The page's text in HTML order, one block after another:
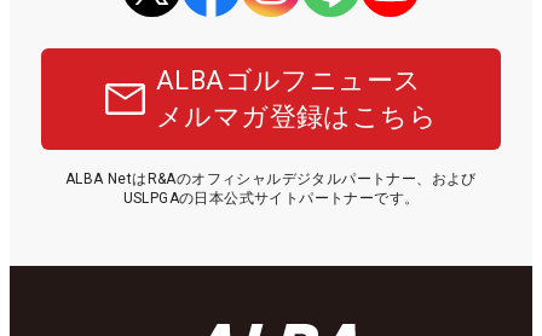
ALBAゴルフニュース
メルマガ登録はこちら
ALBA NetはR&Aのオフィシャルデジタルパートナー、および
USLPGAの日本公式サイトパートナーです。